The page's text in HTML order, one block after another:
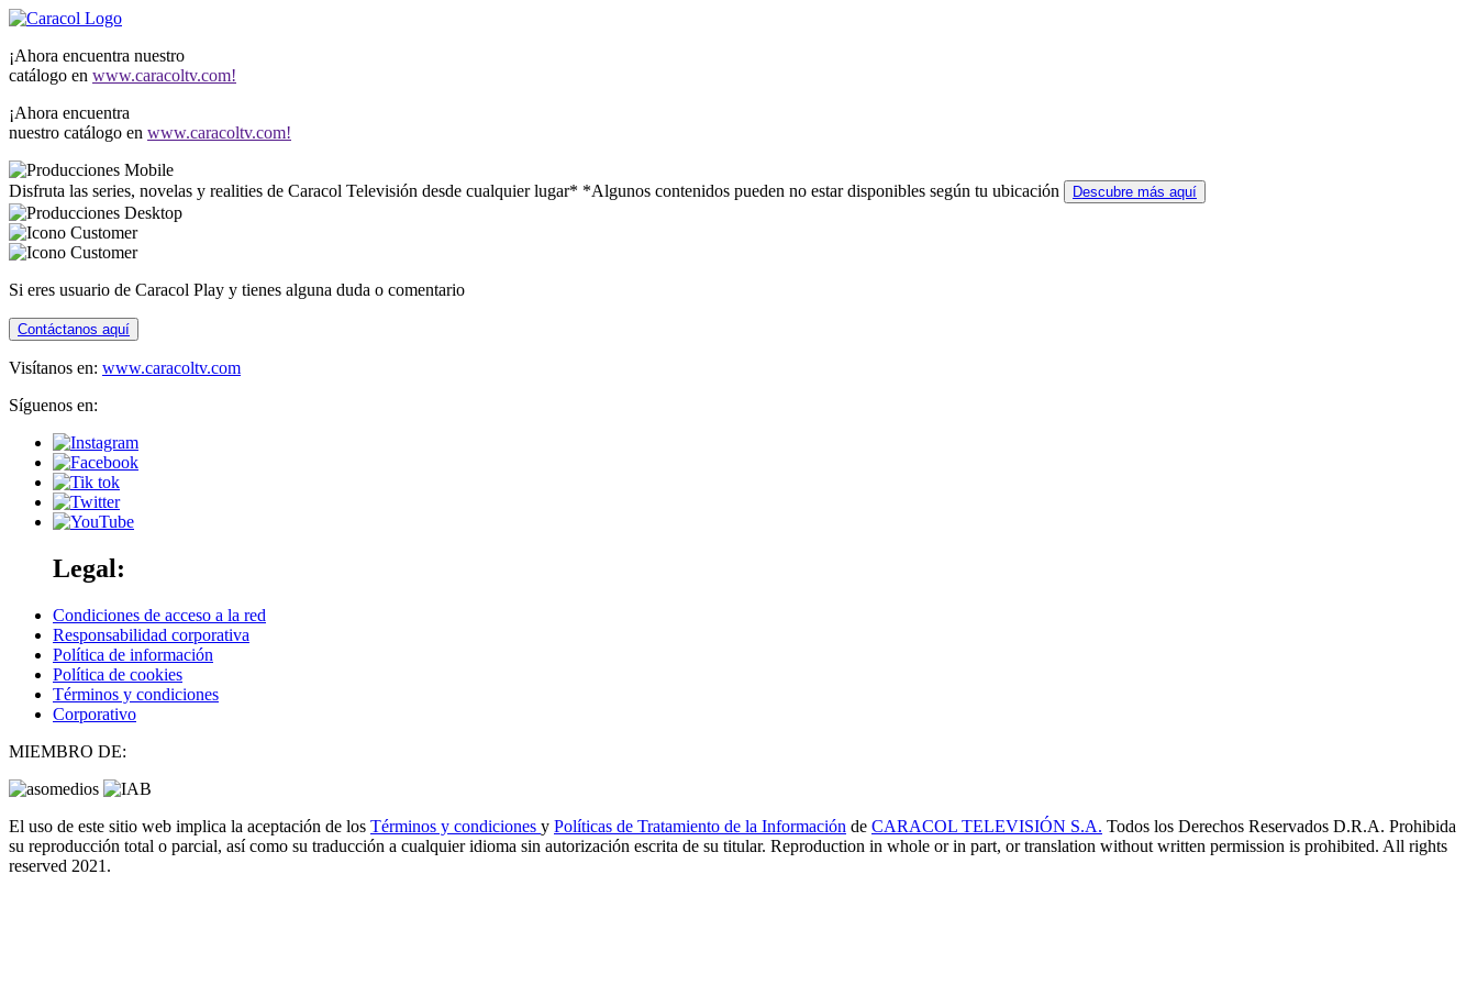
¡Ahora encuentra nuestro
catálogo en www.caracoltv.com!
¡Ahora encuentra
nuestro catálogo en www.caracoltv.com!
Disfruta las series, novelas y realities de Caracol Televisión desde cualquier lugar* *Algunos contenidos pueden no estar disponibles según tu ubicación Descubre más aquí
Si eres usuario de Caracol Play y tienes alguna duda o comentario
Contáctanos aquí
Visítanos en: www.caracoltv.com
Síguenos en:
Legal:
Condiciones de acceso a la red
Responsabilidad corporativa
Política de información
Política de cookies
Términos y condiciones
Corporativo
MIEMBRO DE:
El uso de este sitio web implica la aceptación de los Términos y condiciones y Políticas de Tratamiento de la Información de CARACOL TELEVISIÓN S.A. Todos los Derechos Reservados D.R.A. Prohibida
su reproducción total o parcial, así como su traducción a cualquier idioma sin autorización escrita de su titular. Reproduction in whole or in part, or translation without written permission is prohibited. All rights
reserved 2021.